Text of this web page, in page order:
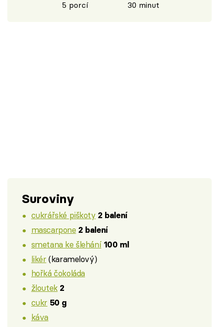
5 porcí 30 minut
Suroviny
cukrářské piškoty 2 balení
mascarpone 2 balení
smetana ke šlehání 100 ml
likér(karamelový)
hořká čokoláda
žloutek 2
cukr 50 g
káva